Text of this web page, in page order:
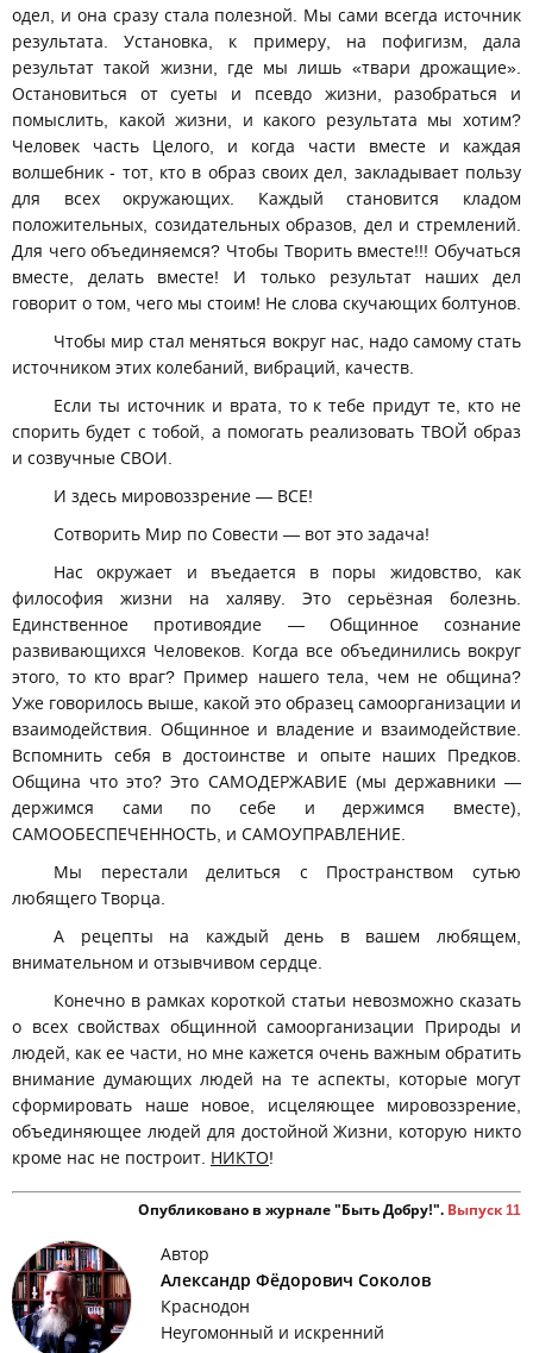
одел, и она сразу стала полезной. Мы сами всегда источник
результата. Установка, к примеру, на пофигизм, дала
результат такой жизни, где мы лишь «твари дрожащие».
Остановиться от суеты и псевдо жизни, разобраться и
помыслить, какой жизни, и какого результата мы хотим?
Человек часть Целого, и когда части вместе и каждая
волшебник - тот, кто в образ своих дел, закладывает пользу
для всех окружающих. Каждый становится кладом
положительных, созидательных образов, дел и стремлений.
Для чего объединяемся? Чтобы Творить вместе!!! Обучаться
вместе, делать вместе! И только результат наших дел
говорит о том, чего мы стоим! Не слова скучающих болтунов.
Чтобы мир стал меняться вокруг нас, надо самому стать
источником этих колебаний, вибраций, качеств.
Если ты источник и врата, то к тебе придут те, кто не
спорить будет с тобой, а помогать реализовать ТВОЙ образ
и созвучные СВОИ.
И здесь мировоззрение — ВСЕ!
Сотворить Мир по Совести — вот это задача!
Нас окружает и въедается в поры жидовство, как
философия жизни на халяву. Это серьёзная болезнь.
Единственное противоядие — Общинное сознание
развивающихся Человеков. Когда все объединились вокруг
этого, то кто враг? Пример нашего тела, чем не община?
Уже говорилось выше, какой это образец самоорганизации и
взаимодействия. Общинное и владение и взаимодействие.
Вспомнить себя в достоинстве и опыте наших Предков.
Община что это? Это САМОДЕРЖАВИЕ (мы державники —
держимся сами по себе и держимся вместе),
САМООБЕСПЕЧЕННОСТЬ, и САМОУПРАВЛЕНИЕ.
Мы перестали делиться с Пространством сутью
любящего Творца.
А рецепты на каждый день в вашем любящем,
внимательном и отзывчивом сердце.
Конечно в рамках короткой статьи невозможно сказать
о всех свойствах общинной самоорганизации Природы и
людей, как ее части, но мне кажется очень важным обратить
внимание думающих людей на те аспекты, которые могут
сформировать наше новое, исцеляющее мировоззрение,
объединяющее людей для достойной Жизни, которую никто
кроме нас не построит. НИКТО!
Опубликовано в журнале "Быть Добру!". Выпуск 11
Автор
Александр Фёдорович Соколов
Краснодон
Неугомонный и искренний